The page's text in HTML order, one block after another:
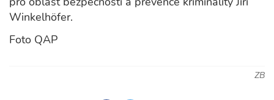
Winkelhöfer.
Foto QAP
ZB